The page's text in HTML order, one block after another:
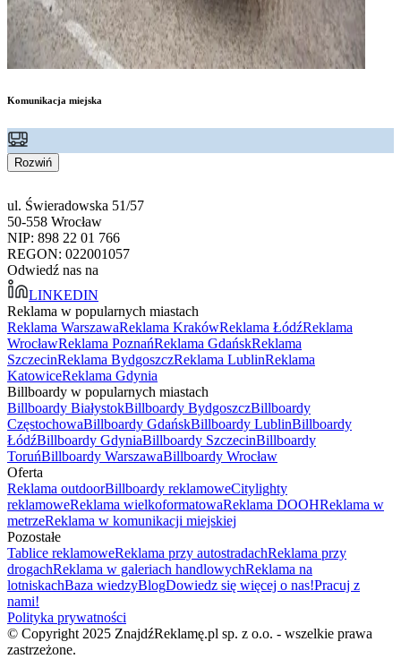
Komunikacja miejska
Rozwiń
ul. Świeradowska 51/57
50-558 Wrocław
NIP: 898 22 01 766
REGON: 022001057
Odwiedź nas na
LINKEDIN
Reklama w popularnych miastach
Reklama WarszawaReklama KrakówReklama ŁódźReklama
WrocławReklama PoznańReklama GdańskReklama
SzczecinReklama BydgoszczReklama LublinReklama
KatowiceReklama Gdynia
Billboardy w popularnych miastach
Billboardy BiałystokBillboardy BydgoszczBillboardy
CzęstochowaBillboardy GdańskBillboardy LublinBillboardy
ŁódźBillboardy GdyniaBillboardy SzczecinBillboardy
ToruńBillboardy WarszawaBillboardy Wrocław
Oferta
Reklama outdoorBillboardy reklamoweCitylighty
reklamoweReklama wielkoformatowaReklama DOOHReklama w
metrzeReklama w komunikacji miejskiej
Pozostałe
Tablice reklamoweReklama przy autostradachReklama przy
drogachReklama w galeriach handlowychReklama na
lotniskachBaza wiedzyBlogDowiedz się więcej o nas!Pracuj z
nami!
Polityka prywatności
© Copyright 2025 ZnajdźReklamę.pl sp. z o.o. - wszelkie prawa
zastrzeżone.